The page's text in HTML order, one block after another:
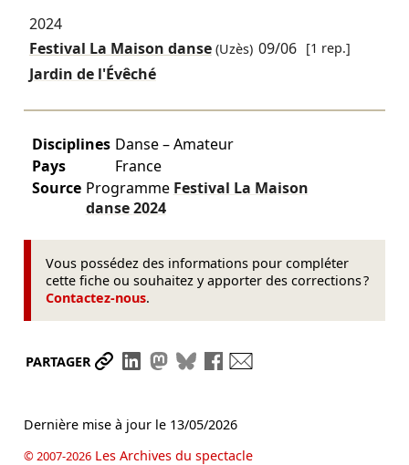
2024
Festival La Maison danse(Uzès) 09/06 [1 rep.]
Jardin de l'Évêché
Disciplines Danse – Amateur
Pays
France
Source Programme Festival La Maison
danse2024
Vous possédez des informations pour compléter
cette fiche ou souhaitez y apporter des corrections ?
Contactez-nous.
PARTAGER Partager le lien
Partager sur LinkedIn
Partager sur Mastodon
Partager sur Bluesky
Partager sur Facebook
Dernière mise à jour le 13/05/2026
© 2007-2026Les Archives du spectacle